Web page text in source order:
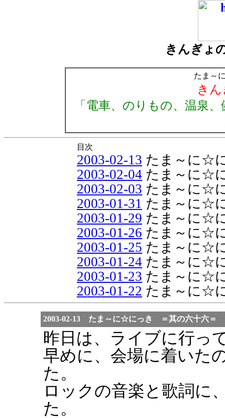
きんぎょ
たま～
き
「電車、のりもの、温泉
目次
2003-02-13 たま～に☆
2003-02-04 たま～に☆
2003-02-03 たま～に☆
2003-01-31 たま～に☆
2003-01-29 たま～に☆
2003-01-26 たま～に☆
2003-01-25 たま～に☆
2003-01-24 たま～に☆
2003-01-23 たま～に☆
2003-01-22 たま～に☆
2003-02-13 たま～に☆にっき ＝其の六十六＝
昨日は、ライブに行っ
早めに、会場に着いた
た。
ロックの音楽と歌詞に
た。